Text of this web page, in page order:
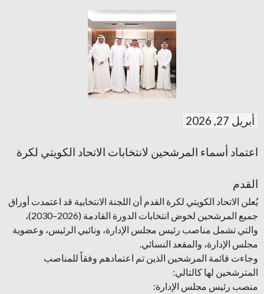
أبريل 27, 2026
اعتماد أسماء المرشحين لانتخابات الاتحاد الكويتي لكرة
القدم
يُعلن الاتحاد الكويتي لكرة القدم أن اللجنة الانتخابية قد اعتمدت أوراق
جميع المرشحين لخوض انتخابات الدورة القادمة (2026–2030)،
والتي تشمل مناصب رئيس مجلس الإدارة، ونائبي الرئيس، وعضوية
مجلس الإدارة، والمقعد النسائي.
وجاءت قائمة المرشحين الذين تم اعتمادهم وفقاً للمناصب
المترشحين لها كالتالي:
منصب رئيس مجلس الإدارة: